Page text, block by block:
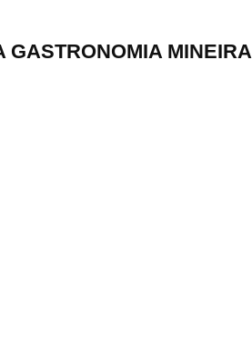
GASTRONOMIA MINEIRA